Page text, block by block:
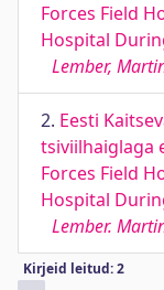
Forces Field
Hospital
Lember,
2. Eesti
tsiviilhaiglaga
Forces Field
Hospital
Lember.
Kirjeid leitud: 2